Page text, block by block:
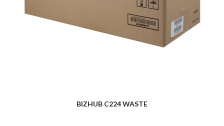
BIZHUB C224 WASTE